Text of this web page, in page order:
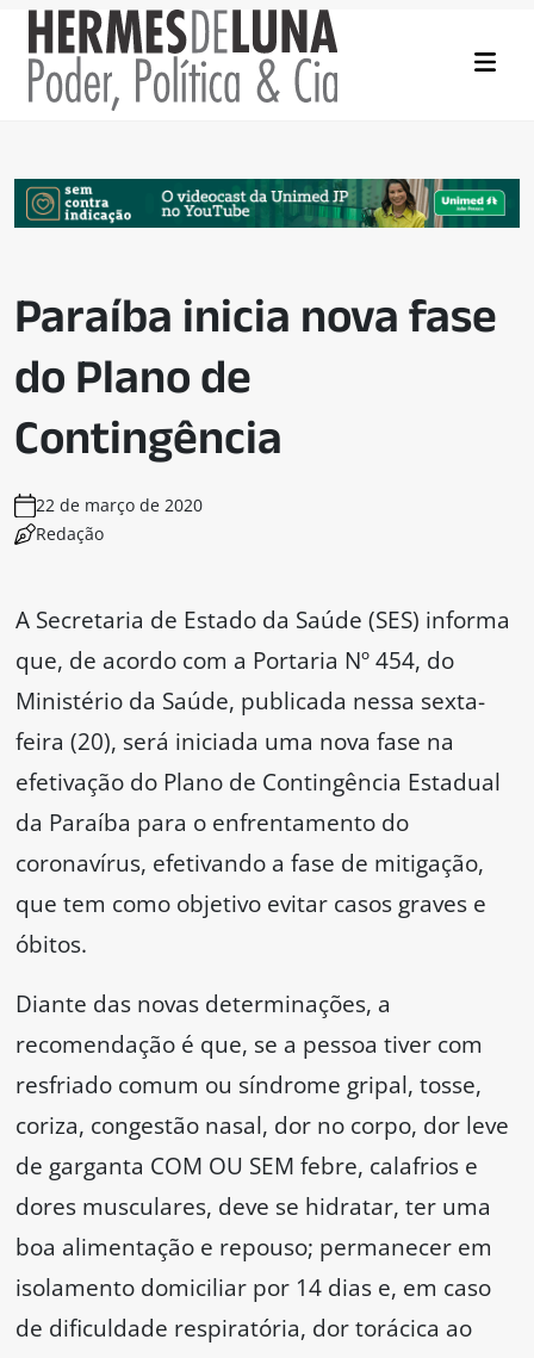
Paraíba inicia nova fase
do Plano de
Contingência
22 de março de 2020
Redação
A Secretaria de Estado da Saúde (SES) informa
que, de acordo com a Portaria Nº 454, do
Ministério da Saúde, publicada nessa sexta-
feira (20), será iniciada uma nova fase na
efetivação do Plano de Contingência Estadual
da Paraíba para o enfrentamento do
coronavírus, efetivando a fase de mitigação,
que tem como objetivo evitar casos graves e
óbitos.
Diante das novas determinações, a
recomendação é que, se a pessoa tiver com
resfriado comum ou síndrome gripal, tosse,
coriza, congestão nasal, dor no corpo, dor leve
de garganta COM OU SEM febre, calafrios e
dores musculares, deve se hidratar, ter uma
boa alimentação e repouso; permanecer em
isolamento domiciliar por 14 dias e, em caso
de dificuldade respiratória, dor torácica ao